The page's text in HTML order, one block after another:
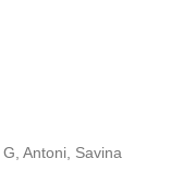
Antoni, Savina